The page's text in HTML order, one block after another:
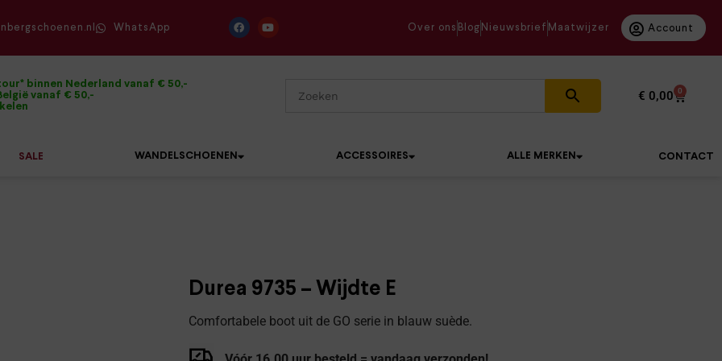
WhatsApp Over ons Blog Nieuwsbrief Maatwijzer Account
binnen Nederland vanaf € 50,-
vanaf € 50,-
€ 0,00 0
SALE WANDELSCHOENEN ACCESSOIRES ALLE MERKEN CONTACT
Durea 9735 – Wijdte E
Comfortabele boot uit de GO serie in blauw suède.